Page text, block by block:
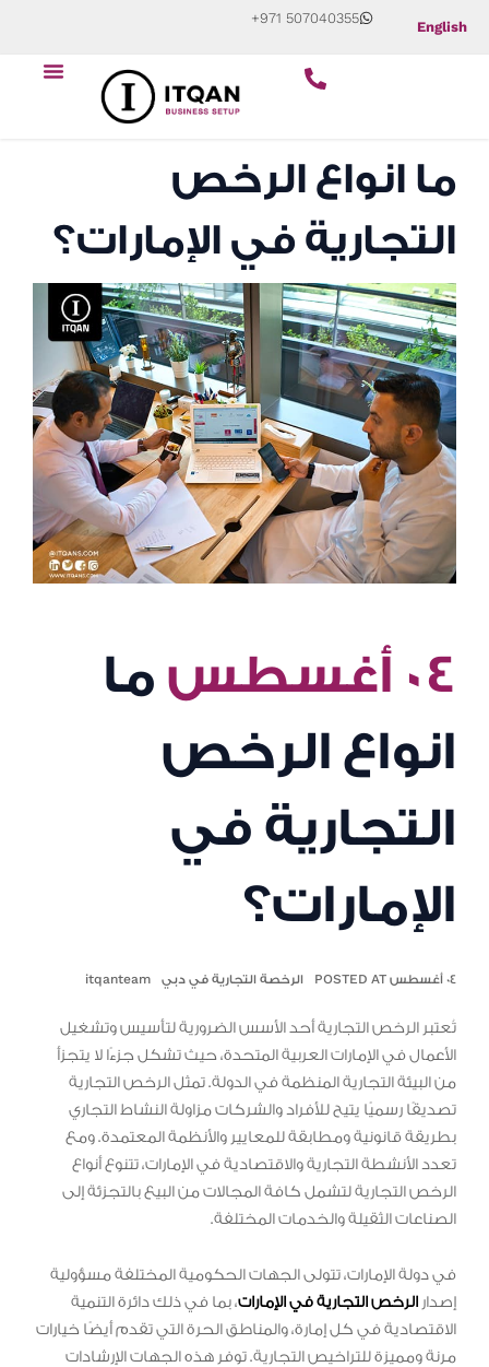
content
English
+971 507040355
Menu
ما انواع الرخص
التجارية في الإمارات؟
٠٤ أغسطس
ما
انواع الرخص
التجارية في
الإمارات؟
٠٤ أغسطس POSTED AT الرخصة التجارية في دبي itqanteam
تُعتبر الرخص التجارية أحد الأسس الضرورية لتأسيس وتشغيل
الأعمال في الإمارات العربية المتحدة، حيث تشكل جزءًا لا يتجزأ
من البيئة التجارية المنظمة في الدولة. تمثل الرخص التجارية
تصديقًا رسميًا يتيح للأفراد والشركات مزاولة النشاط التجاري
بطريقة قانونية ومطابقة للمعايير والأنظمة المعتمدة. ومع
تعدد الأنشطة التجارية والاقتصادية في الإمارات، تتنوع أنواع
الرخص التجارية لتشمل كافة المجالات من البيع بالتجزئة إلى
الصناعات الثقيلة والخدمات المختلفة.
في دولة الإمارات، تتولى الجهات الحكومية المختلفة مسؤولية
إصدار الرخص التجارية في الإمارات، بما في ذلك دائرة التنمية
الاقتصادية في كل إمارة، والمناطق الحرة التي تقدم أيضًا خيارات
مرنة ومميزة للتراخيص التجارية. توفر هذه الجهات الإرشادات